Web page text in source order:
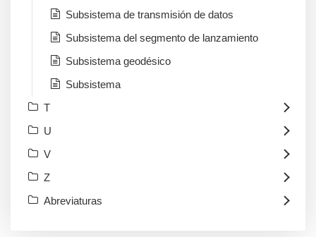
Subsistema de transmisión de datos
Subsistema del segmento de lanzamiento
Subsistema geodésico
Subsistema
T
U
V
Z
Abreviaturas